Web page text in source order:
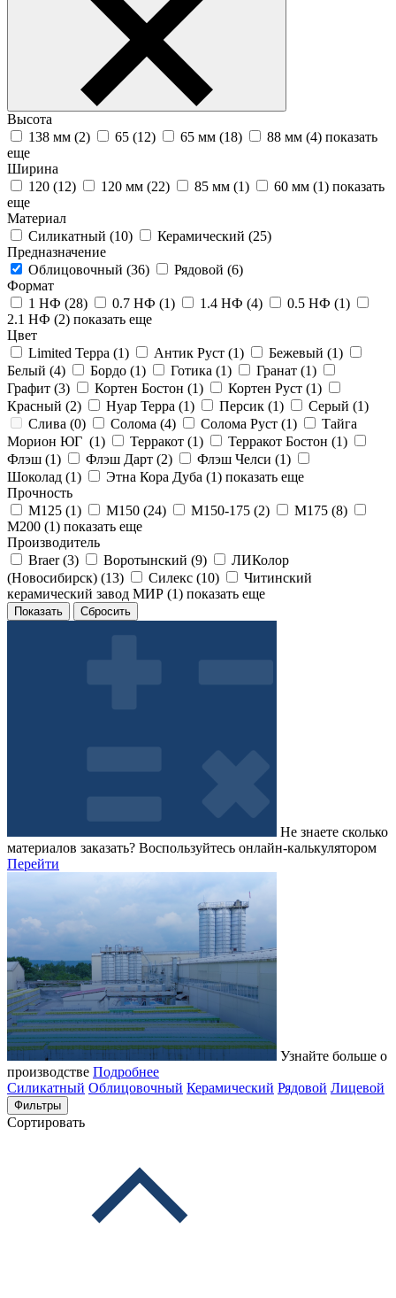
Высота
138 мм (2) 65 (12) 65 мм (18) 88 мм (4) показать
еще
Ширина
120 (12) 120 мм (22) 85 мм (1) 60 мм (1) показать
еще
Материал
Силикатный (10) Керамический (25)
Предназначение
Облицовочный (36) Рядовой (6)
Формат
1 НФ (28) 0.7 НФ (1) 1.4 НФ (4) 0.5 НФ (1)
2.1 НФ (2) показать еще
Цвет
Limited Терра (1) Антик Руст (1) Бежевый (1)
Белый (4) Бордо (1) Готика (1) Гранат (1)
Графит (3) Кортен Бостон (1) Кортен Руст (1)
Красный (2) Нуар Терра (1) Персик (1) Серый (1)
Слива (0) Солома (4) Солома Руст (1)
Тайга
Морион ЮГ (1) Терракот (1) Терракот Бостон (1)
Флэш (1) Флэш Дарт (2) Флэш Челси (1)
Шоколад (1) Этна Кора Дуба (1) показать еще
Прочность
М125 (1) М150 (24) М150-175 (2) М175 (8)
М200 (1) показать еще
Производитель
Braer (3) Воротынский (9)
ЛИКолор
(Новосибирск) (13) Силекс (10)
Читинский
керамический завод МИР (1) показать еще
Не знаете сколько
материалов заказать? Воспользуйтесь онлайн-калькулятором
Перейти
Узнайте больше о
производстве Подробнее
Силикатный Облицовочный Керамический Рядовой Лицевой
Фильтры
Сортировать